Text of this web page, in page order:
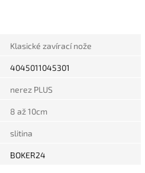
Klasické zavírací nože
4045011045301
nerez PLUS
8 až 10cm
slitina
BOKER24